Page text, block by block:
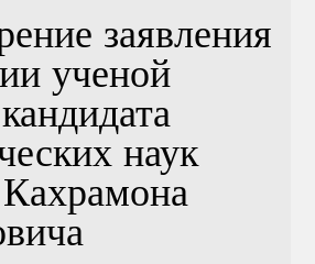
заявления
ученой
наук